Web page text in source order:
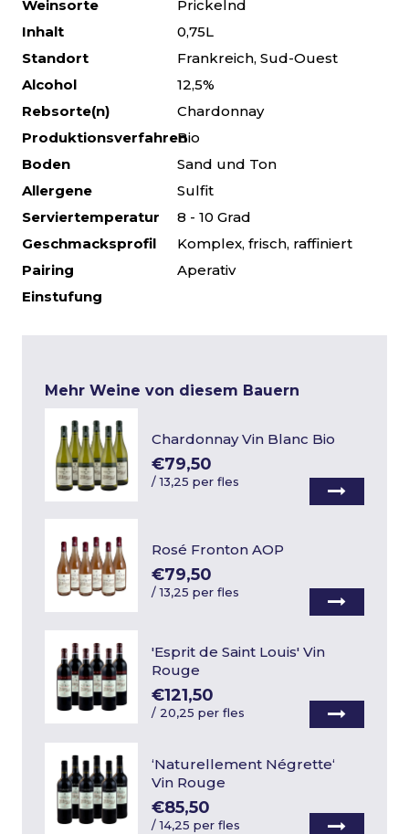
Weinsorte
Prickelnd
Inhalt
0,75L
Standort
Frankreich, Sud-Ouest
Alcohol
12,5%
Rebsorte(n)
Chardonnay
ProduktionsverfahrenBio
Boden
Sand und Ton
Allergene
Sulfit
Serviertemperatur
8 - 10 Grad
Geschmacksprofil
Komplex, frisch, raffiniert
Pairing
Aperativ
Einstufung
Mehr Weine von diesem Bauern
Chardonnay Vin Blanc Bio
€79,50
/13,25 per fles
Rosé Fronton AOP
€79,50
/13,25 per fles
'Esprit de Saint Louis' Vin
Rouge
€121,50
/ 20,25 per fles
‘Naturellement Négrette‘
Vin Rouge
€85,50
/14,25 per fles